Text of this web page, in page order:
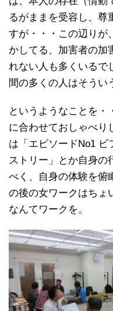
るがままを受容し、尊
すが・・・この辺りが
かしてる、加害者の加
れない人も多くいるで
間の多くの人はそうい
というようなことを・
に合わせておしゃべり
は「エピソードNo1 ビ
ストリー」とか自身の
べく、自身の体験を俯
の後の女ワークはちょ
なんてワークを。